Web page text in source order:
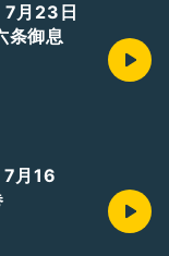
7月23日
御息
月16